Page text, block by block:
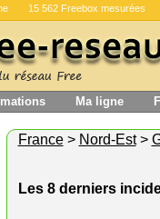
15 562 Freebox mesurées
Ma ligne
France> Nord-Est>
Les 8 derniers